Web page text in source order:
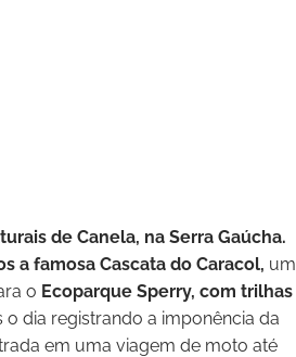
de Canela, na Serra Gaúcha.
a famosa Cascata do Caracol, um
o Ecoparque Sperry, com trilhas
o dia registrando a imponência da
em uma viagem de moto até